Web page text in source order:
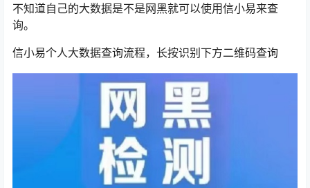
不知道自己的大数据是不是网黑就可以使用信小易来查
询。
信小易个人大数据查询流程，长按识别下方二维码查询